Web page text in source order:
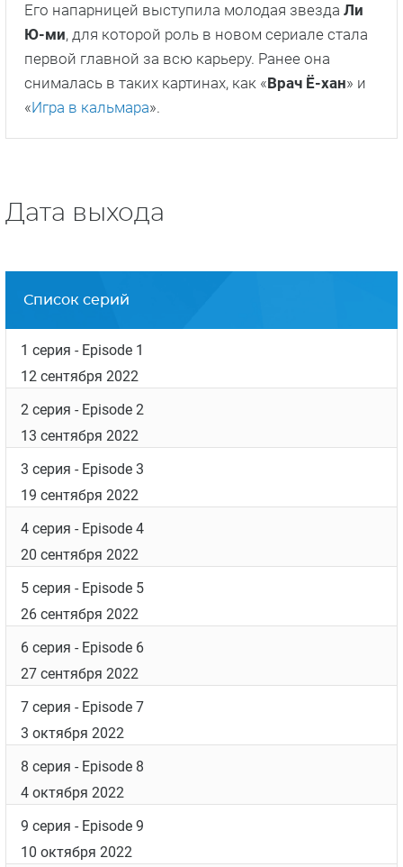
Его напарницей выступила молодая звезда Ли
Ю-ми, для которой роль в новом сериале стала
первой главной за всю карьеру. Ранее она
снималась в таких картинах, как «Врач Ё-хан» и
«Игра в кальмара».
Дата выхода
Список серий
1 серия - Episode 1
12 сентября 2022
2 серия - Episode 2
13 сентября 2022
3 серия - Episode 3
19 сентября 2022
4 серия - Episode 4
20 сентября 2022
5 серия - Episode 5
26 сентября 2022
6 серия - Episode 6
27 сентября 2022
7 серия - Episode 7
3 октября 2022
8 серия - Episode 8
4 октября 2022
9 серия - Episode 9
10 октября 2022